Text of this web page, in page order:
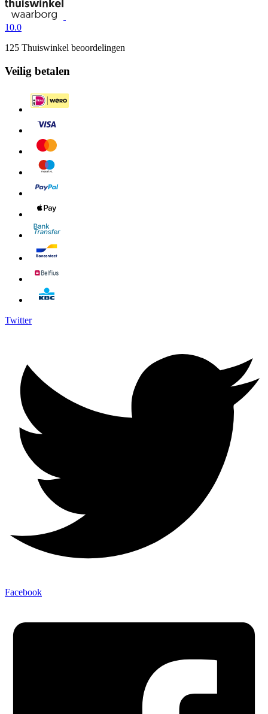
10.0
125 Thuiswinkel beoordelingen
Veilig betalen
Twitter
Facebook